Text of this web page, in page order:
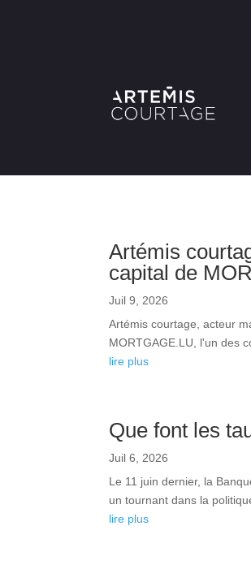
Artémis
capital de
Juil 9, 2026
Artémis courtage, acteur
MORTGAGE.LU, l'un des
lire plus
Que font les
Juil 6, 2026
Le 11 juin dernier, la
un tournant dans la
lire plus